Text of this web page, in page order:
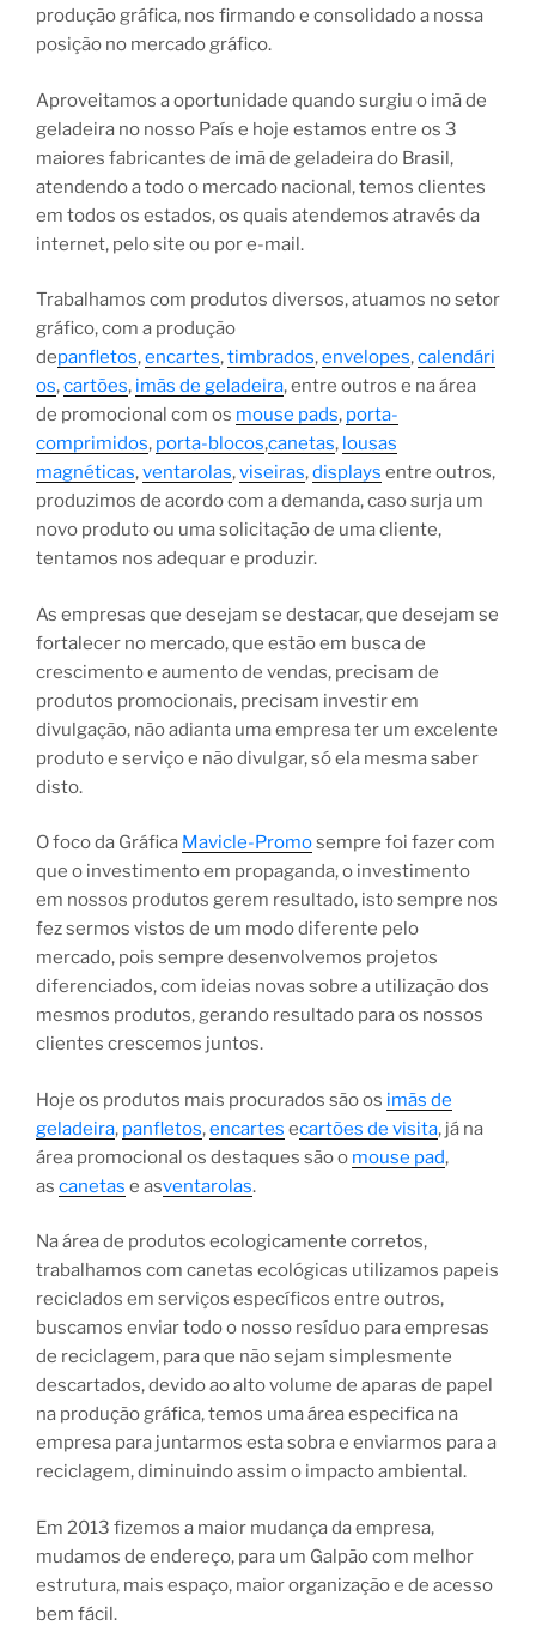
produção gráfica, nos firmando e consolidado a nossa
posição no mercado gráfico.
Aproveitamos a oportunidade quando surgiu o imã de
geladeira no nosso País e hoje estamos entre os 3
maiores fabricantes de imã de geladeira do Brasil,
atendendo a todo o mercado nacional, temos clientes
em todos os estados, os quais atendemos através da
internet, pelo site ou por e-mail.
Trabalhamos com produtos diversos, atuamos no setor
gráfico, com a produção
depanfletos,encartes,timbrados,envelopes,calendári
os,cartões, imãs de geladeira, entre outros e na área
de promocional com os mouse pads, porta-
comprimidos, porta-blocos,canetas, lousas
magnéticas,ventarolas,viseiras,displays entre outros,
produzimos de acordo com a demanda, caso surja um
novo produto ou uma solicitação de uma cliente,
tentamos nos adequar e produzir.
As empresas que desejam se destacar, que desejam se
fortalecer no mercado, que estão em busca de
crescimento e aumento de vendas, precisam de
produtos promocionais, precisam investir em
divulgação, não adianta uma empresa ter um excelente
produto e serviço e não divulgar, só ela mesma saber
disto.
O foco da Gráfica Mavicle-Promosempre foi fazer com
que o investimento em propaganda, o investimento
em nossos produtos gerem resultado, isto sempre nos
fez sermos vistos de um modo diferente pelo
mercado, pois sempre desenvolvemos projetos
diferenciados, com ideias novas sobre a utilização dos
mesmos produtos, gerando resultado para os nossos
clientes crescemos juntos.
Hoje os produtos mais procurados são os imãs de
geladeira, panfletos,encartes ecartões de visita, já na
área promocional os destaques são o mouse pad,
as canetas e asventarolas.
Na área de produtos ecologicamente corretos,
trabalhamos com canetas ecológicas utilizamos papeis
reciclados em serviços específicos entre outros,
buscamos enviar todo o nosso resíduo para empresas
de reciclagem, para que não sejam simplesmente
descartados, devido ao alto volume de aparas de papel
na produção gráfica, temos uma área especifica na
empresa para juntarmos esta sobra e enviarmos para a
reciclagem, diminuindo assim o impacto ambiental.
Em 2013 fizemos a maior mudança da empresa,
mudamos de endereço, para um Galpão com melhor
estrutura, mais espaço, maior organização e de acesso
bem fácil.